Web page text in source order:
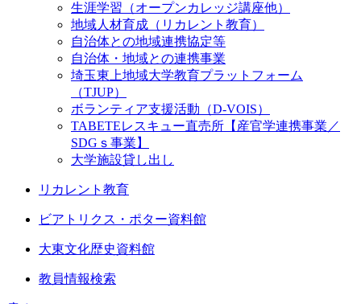
生涯学習（オープンカレッジ講座他）
地域人材育成（リカレント教育）
自治体との地域連携協定等
自治体・地域との連携事業
埼玉東上地域大学教育プラットフォーム
（TJUP）
ボランティア支援活動（D-VOIS）
TABETEレスキュー直売所【産官学連携事業／
SDGｓ事業】
大学施設貸し出し
リカレント教育
ビアトリクス・ポター資料館
大東文化歴史資料館
教員情報検索